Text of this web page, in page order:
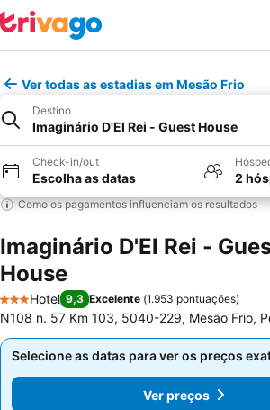
Ver todas as estadias em Mesão Frio
Destino
Imaginário D'El Rei - Guest House
Check-in/out
Escolha as datas 2
Como os pagamentos influenciam os resultados
Imaginário D'El Rei -
House
3 Estrelas
Hotel 9,3 Excelente (1.953 pontuações)
N108 n. 57 Km 103, 5040-229, Mesão Frio,
Selecione as datas para ver os preços
Ver preços
Selecione as datas para ver os preços
Ver preços